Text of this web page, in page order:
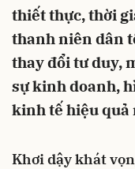
thiết thực, thời
thanh niên dân
thay đổi tư duy,
sự kinh doanh,
kinh tế hiệu quả
Khơi dậy khát